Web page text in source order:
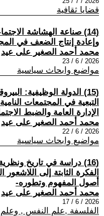
قضايا ثقافية
(14) صناعة الهشاشة
وإعادة إنتاج الضعف في
محمد أحمد الصغير على عيد
2026 / 6 / 23
مواضيع وابحاث سياسية
(15) الدولة الوظيفية:
التبعية في المجتمعات
الإدارة العامة والضبط
محمد أحمد الصغير على عيد
2026 / 6 / 22
مواضيع وابحاث سياسية
(16) دراسة في تاريخ
الفكرة الثابتة إلى
أصول المفهوم وتطوره-
محمد أحمد الصغير على عيد
2026 / 6 / 17
الفلسفة ,علم النفس , وعلم